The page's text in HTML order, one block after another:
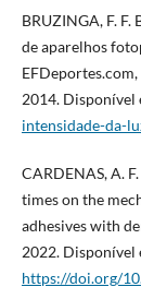
BRUZINGA, F. F.
de aparelhos
2014. Disponível
intensidade-da-
CARDENAS, A.
times on the
adhesives with
2022. Disponível
https://doi.org/